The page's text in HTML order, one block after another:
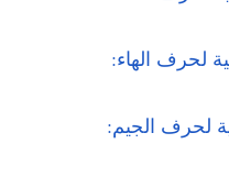
لحرف الهاء:
لحرف الجيم: